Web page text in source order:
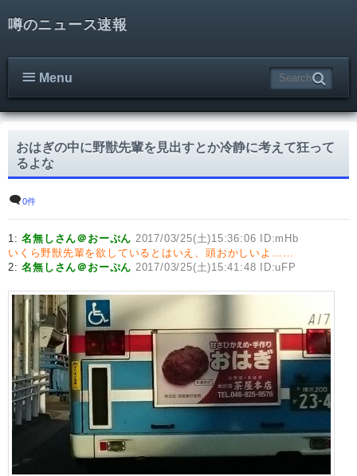
噂のニュース速報
Menu
おはぎの中に野獣先輩を見出すとか冷静に考えて狂って
るよな
0件
1:名無しさん＠おーぷん 2017/03/25(土)15:36:06 ID:mHb
いくら野獣先輩を欲しているとはいえ、頭おかしいよ……
2:名無しさん＠おーぷん 2017/03/25(土)15:41:48 ID:uFP